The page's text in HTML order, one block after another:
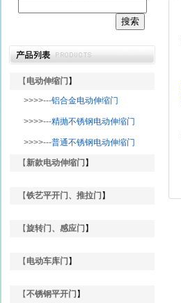
【 电动伸缩门 】
>>>>---铝合金电动伸缩门
>>>>---精抛不锈钢电动伸缩门
>>>>---普通不锈钢电动伸缩门
【新款电动伸缩门 】
【铁艺平开门、推拉门 】
【旋转门、感应门 】
【 电动车库门 】
【不锈钢平开门 】